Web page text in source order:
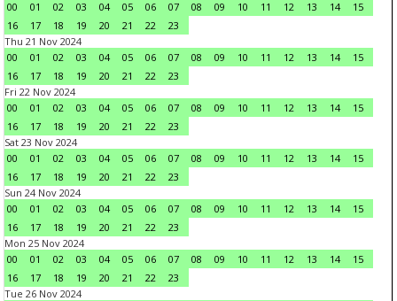
00
01 02 03 04 05 06 07 08 09 10 11 12 13 14
15
16
17 18 19 20 21 22
23
Thu 21 Nov 2024
00
01 02 03 04 05 06 07 08 09 10 11 12 13 14
15
16
17 18 19 20 21 22
23
Fri 22 Nov 2024
00
01 02 03 04 05 06 07 08 09 10 11 12 13 14
15
16
17 18 19 20 21 22
23
Sat 23 Nov 2024
00
01 02 03 04 05 06 07 08 09 10 11 12 13 14
15
16
17 18 19 20 21 22
23
Sun 24 Nov 2024
00
01 02 03 04 05 06 07 08 09 10 11 12 13 14
15
16
17 18 19 20 21 22
23
Mon 25 Nov 2024
00
01 02 03 04 05 06 07 08 09 10 11 12 13 14
15
16
17 18 19 20 21 22
23
Tue 26 Nov 2024